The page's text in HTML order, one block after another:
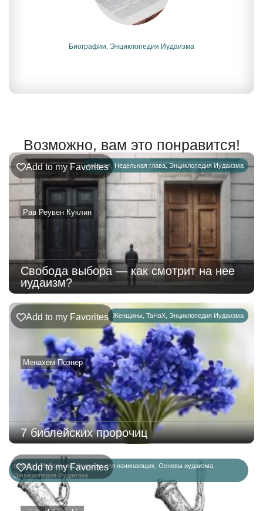
Биографии Энциклопедия Иудаизма
Возможно, вам это понравится!
главная , Недельная глава,Энциклопедия Иудаизма
Рав Реувен Куклин
Add to my Favorites
Свобода выбора — как смотрит на нее
иудаизм?
Женщины ТаНаХ Энциклопедия Иудаизма
Менахем Познер
Add to my Favorites
7 библейских пророчиц
главная,Избранное,Иудаизм для начинающих Основы иудаизма
Энциклопедия Иудаизма
Add to my Favorites